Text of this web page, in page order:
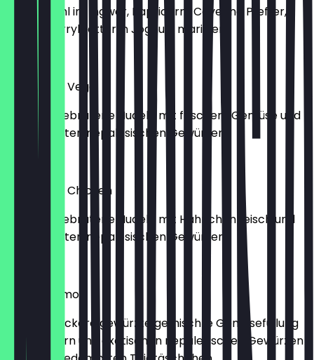
Blumenkohl im Ingwer, Papricorni, Cayenne Pfeffer,
frische Curryblätter in Joghurt mariniert
€ 14,90
Chowmein Veggi
knusprig gebratene Nudeln mit frischem Gemüse und
ausgesuchten nepalesischen Gewürzen
Chowmein Chicken
knusprig gebratene Nudeln mit Hähnchenfleisch und
ausgesuchten nepalesischen Gewürzen
Vegan Momo
10 Stück, leckere gewürzte gemischte Gemüsefüllung
mit Kräutern und exotischen nepalesischen Gewürzen